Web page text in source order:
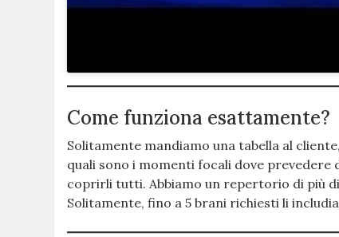
Come funziona esattamente?
Solitamente mandiamo una tabella al
quali sono i momenti focali dove prevedere
coprirli tutti. Abbiamo un repertorio di più
Solitamente, fino a 5 brani richiesti li